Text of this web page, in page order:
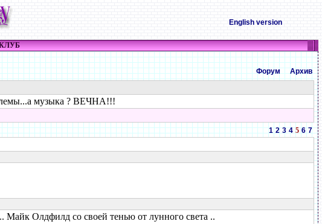
English version
Форум Архив
музыка ? ВЕЧНА!!!
1 2 3 4 5 6 7
Майк Олдфилд со своей тенью от лунного света ..